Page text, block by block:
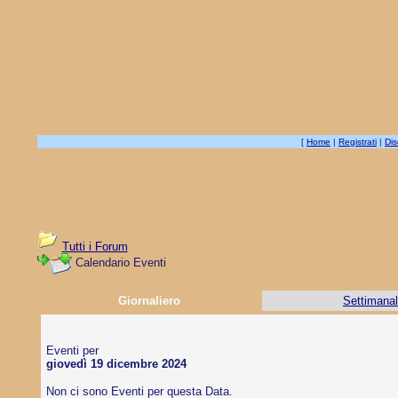
[ Home | Registrati |
Tutti i Forum
Calendario Eventi
Giornaliero
Eventi per
giovedì 19 dicembre 2024
Non ci sono Eventi per questa Data.